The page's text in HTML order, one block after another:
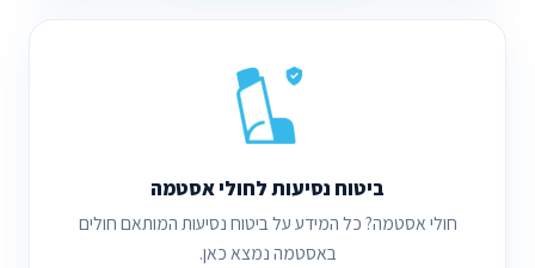
ביטוח נסיעות לחולי אסטמה
חולי אסטמה? כל המידע על ביטוח נסיעות המותאם חולים
באסטמה נמצא כאן.